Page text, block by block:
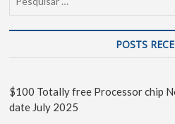
POSTS
$100 Totally free Processor chip
date July 2025